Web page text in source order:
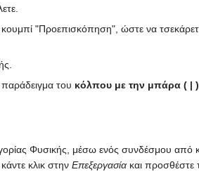
"Προεπισκόπηση", ώστε να
του κόλπου με την μπάρα ( | )
Φυσικής, μέσω ενός συνδέσμου από
κλικ στην Επεξεργασία και προσθέστε